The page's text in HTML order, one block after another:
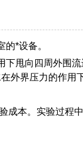
*设备。
甩向四周外围
外界压力的作用
成本。实验过程